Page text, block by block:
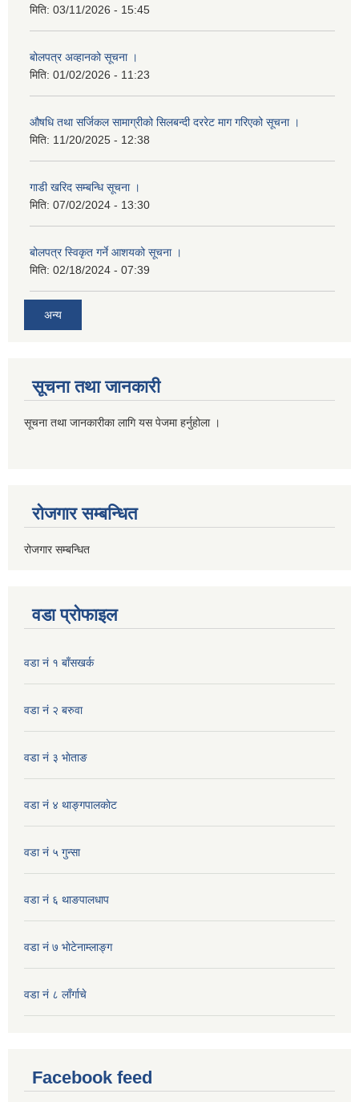
मिति: 03/11/2026 - 15:45
बोलपत्र अव्हानको सूचना ।
मिति: 01/02/2026 - 11:23
औषधि तथा सर्जिकल सामाग्रीको सिलबन्दी दररेट माग गरिएको सूचना ।
मिति: 11/20/2025 - 12:38
गाडी खरिद सम्बन्धि सूचना ।
मिति: 07/02/2024 - 13:30
बोलपत्र स्विकृत गर्ने आशयको सूचना ।
मिति: 02/18/2024 - 07:39
अन्य
सूचना तथा जानकारी
सूचना तथा जानकारीका लागि यस पेजमा हर्नुहोला ।
रोजगार सम्बन्धित
रोजगार सम्बन्धित
वडा प्रोफाइल
वडा नं १ बाँसखर्क
वडा नं २ बरुवा
वडा नं ३ भाेताङ
वडा नं ४ थाङ्गपालकाेट
वडा नं ५ गुन्सा
वडा नं ६ थाङपालधाप
वडा नं ७ भाेटेनाम्लाङ्ग
वडा नं ८ लाँर्गाचे
Facebook feed